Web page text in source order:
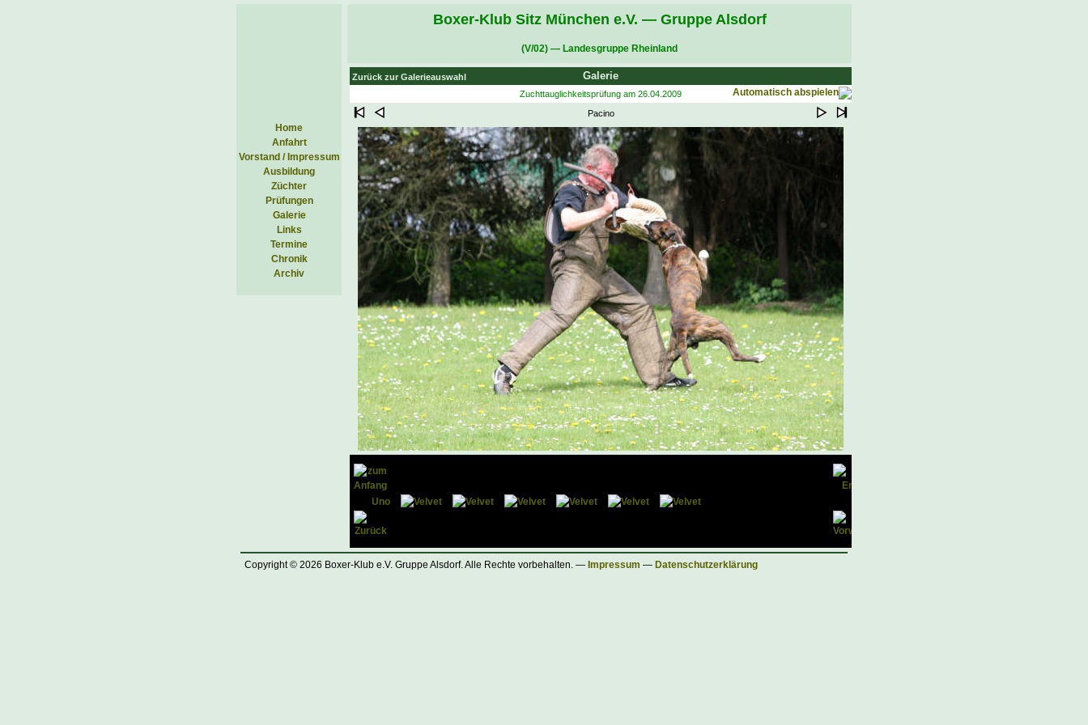
Home
Anfahrt
Vorstand / Impressum
Ausbildung
Züchter
Prüfungen
Galerie
Links
Termine
Chronik
Archiv
Boxer-Klub Sitz München e.V. — Gruppe Alsdorf
(V/02) — Landesgruppe Rheinland
Zurück zur Galerieauswahl Galerie
Zuchttauglichkeitsprüfung am 26.04.2009 Automatisch abspielen
Pacino
Copyright © 2026 Boxer-Klub e.V. Gruppe Alsdorf. Alle Rechte vorbehalten. — Impressum — Datenschutzerklärung